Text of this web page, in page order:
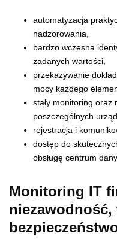
automatyzacja
nadzorowania,
bardzo wczesna
zadanych wartości,
przekazywanie
mocy każdego
stały monitoring
poszczególnych
rejestracja i
dostęp do
obsługę centrum
Monitoring IT
niezawodność,